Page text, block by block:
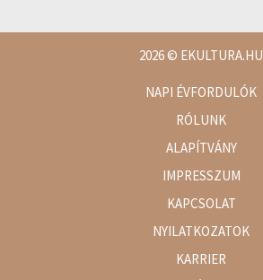
2026© EKULTURA.HU
NAPI ÉVFORDULÓK
RÓLUNK
ALAPÍTVÁNY
IMPRESSZUM
KAPCSOLAT
NYILATKOZATOK
KARRIER